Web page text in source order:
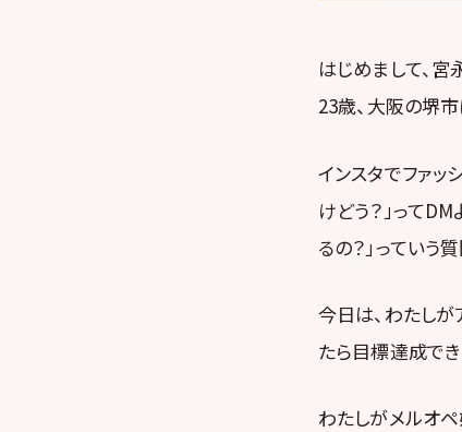
はじめまして、
23歳、大阪の堺
インスタでファッ
けどう？」って
るの？」っていう
今日は、わたし
たら目標達成でき
わたしがメルオ